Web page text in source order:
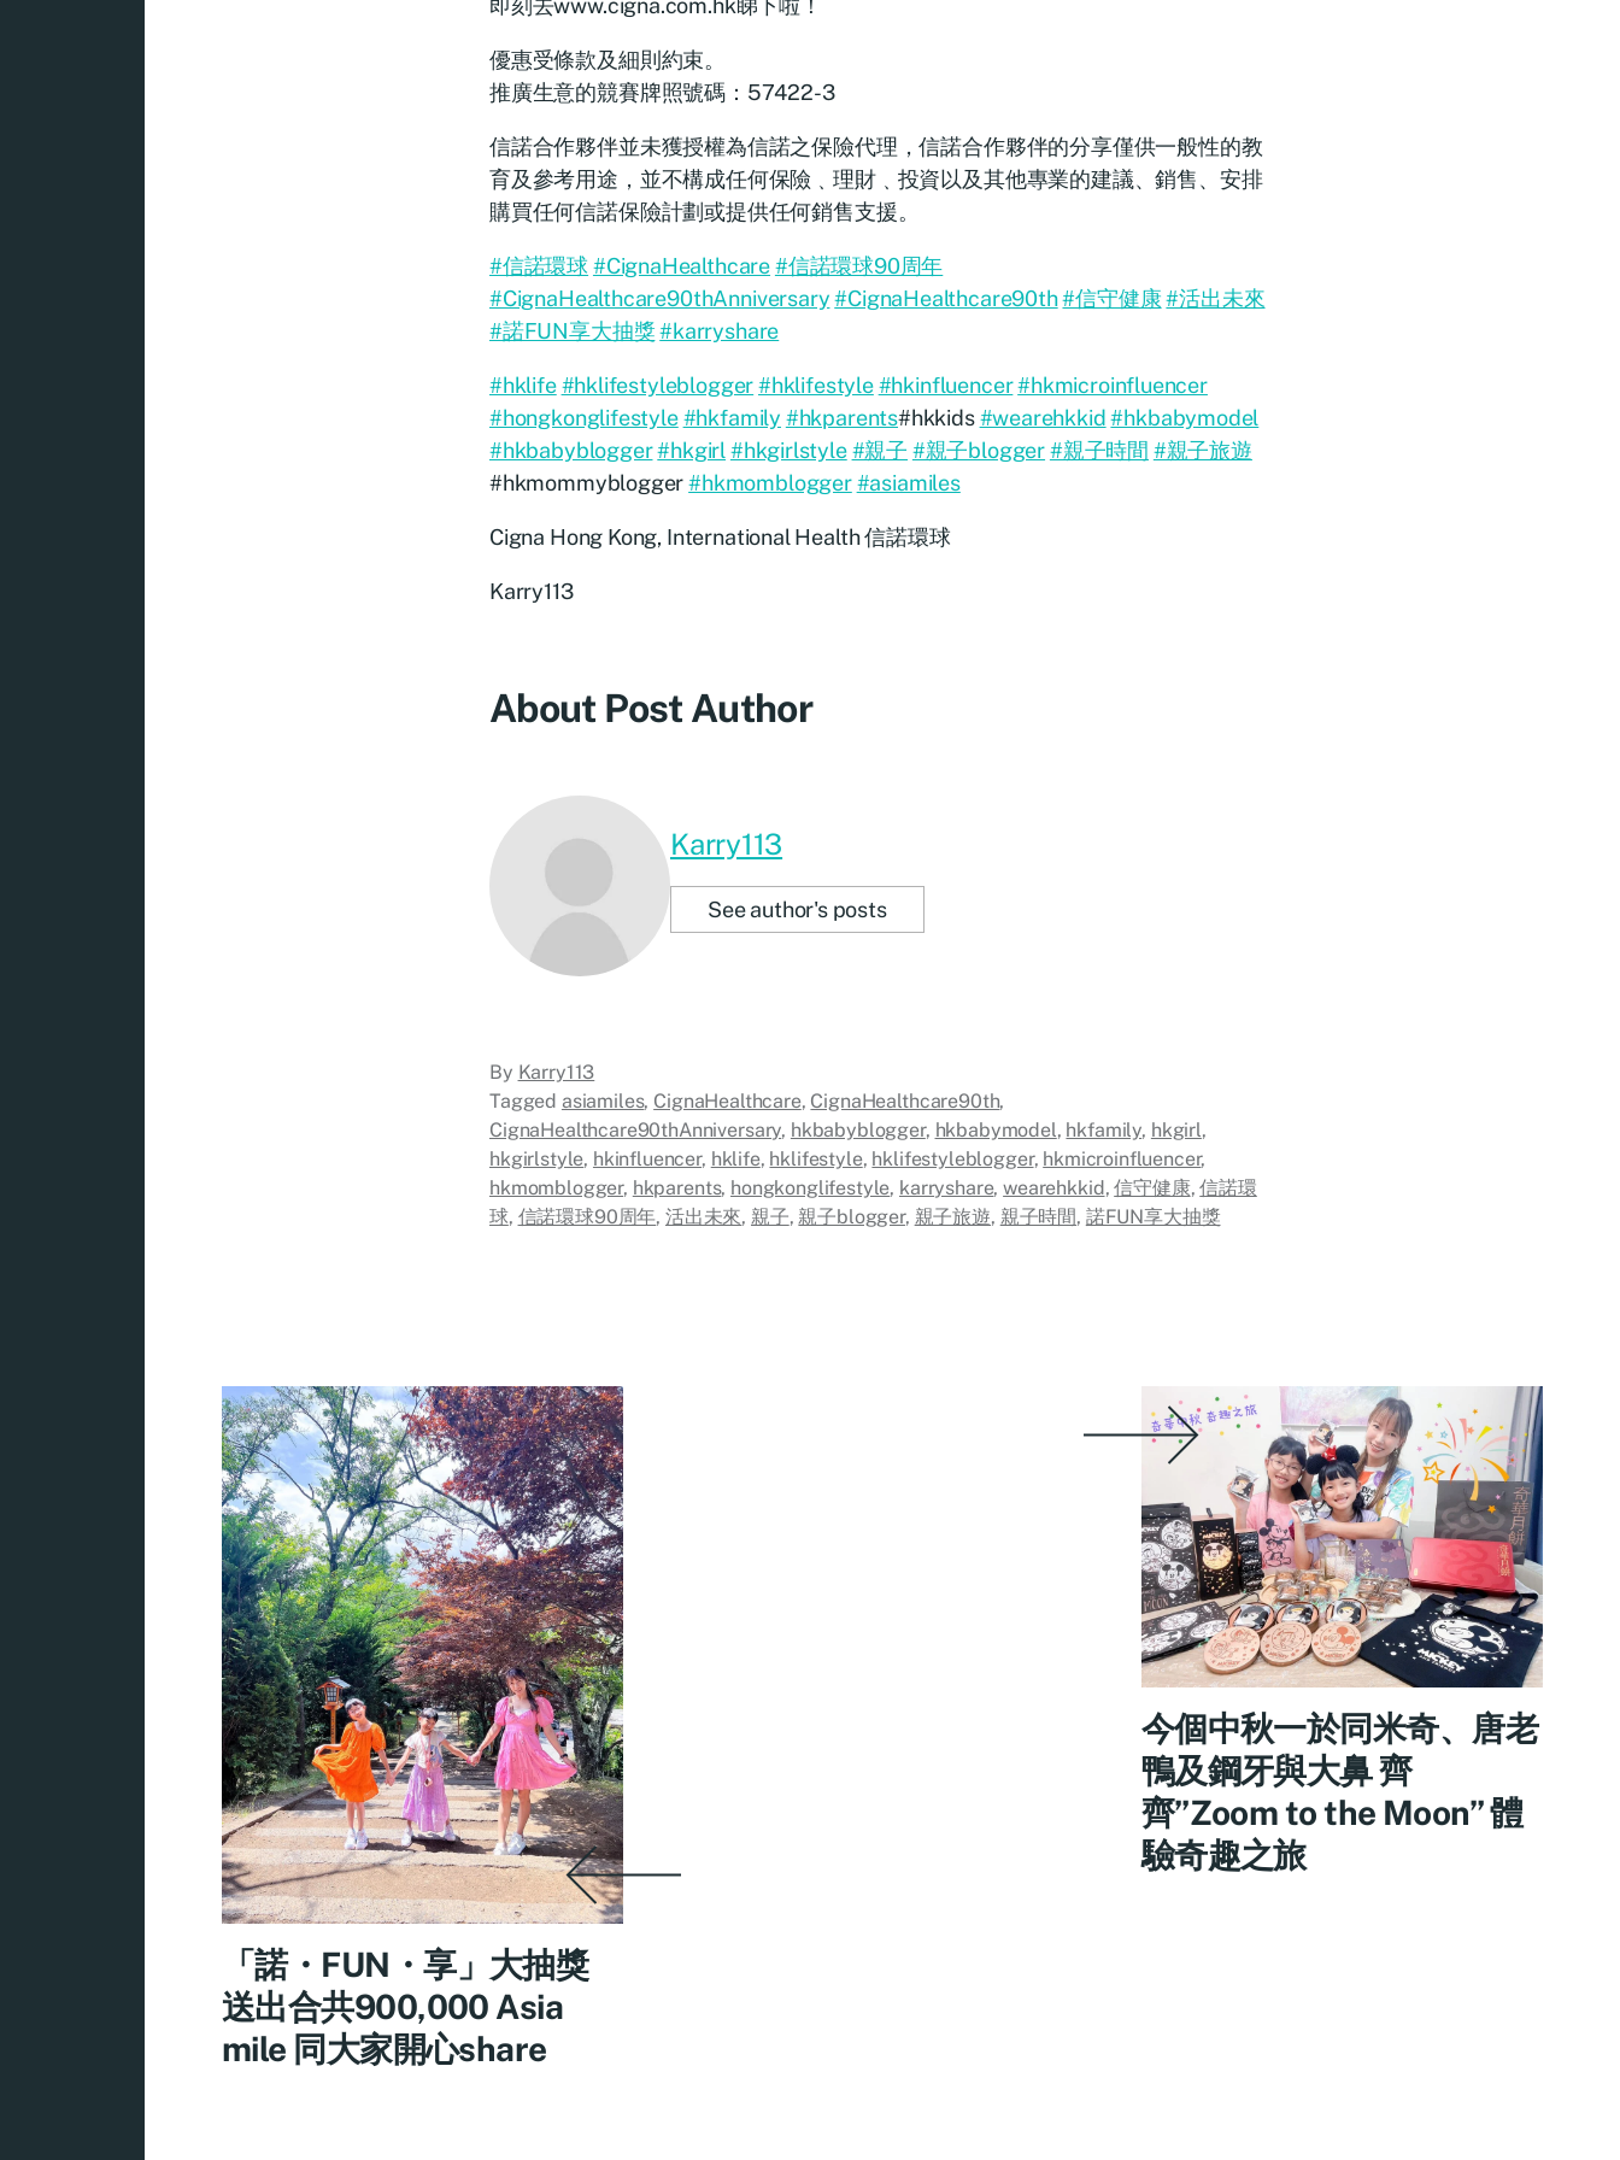
優惠受條款及細則約束。
推廣生意的競賽牌照號碼：57422-3
信諾合作夥伴並未獲授權為信諾之保險代理，信諾合作夥伴的分享僅供一般性的教
育及參考用途，並不構成任何保險﹑理財﹑投資以及其他專業的建議、銷售、安排
購買任何信諾保險計劃或提供任何銷售支援。
#信諾環球#CignaHealthcare#信諾環球90周年
#CignaHealthcare90thAnniversary #CignaHealthcare90th#信守健康#活出未來
#諾FUN享大抽獎 #karryshare
#hklife #hklifestyleblogger#hklifestyle#hkinfluencer#hkmicroinfluencer
#hongkonglifestyle #hkfamily #hkparents#hkkids#wearehkkid #hkbabymodel
#hkbabyblogger#hkgirl #hkgirlstyle #親子 #親子blogger#親子時間 #親子旅遊
#hkmommyblogger#hkmomblogger #asiamiles
Cigna Hong Kong, International Health 信諾環球
Karry113
About Post Author
Karry113
See author's posts
By Karry113
Tagged asiamiles, CignaHealthcare, CignaHealthcare90th,
CignaHealthcare90thAnniversary, hkbabyblogger, hkbabymodel, hkfamily, hkgirl,
hkgirlstyle, hkinfluencer, hklife, hklifestyle, hklifestyleblogger, hkmicroinfluencer,
hkmomblogger, hkparents, hongkonglifestyle, karryshare,wearehkkid,信守健康,信諾環
球, 信諾環球90周年, 活出未來, 親子, 親子blogger, 親子旅遊, 親子時間, 諾FUN享大抽獎
「諾・FUN・享」大抽獎
送出合共900,000 Asia
mile 同大家開心share
今個中秋一於同米奇、唐老
鴨及鋼牙與大鼻 齊
齊”Zoom to the Moon” 體
驗奇趣之旅